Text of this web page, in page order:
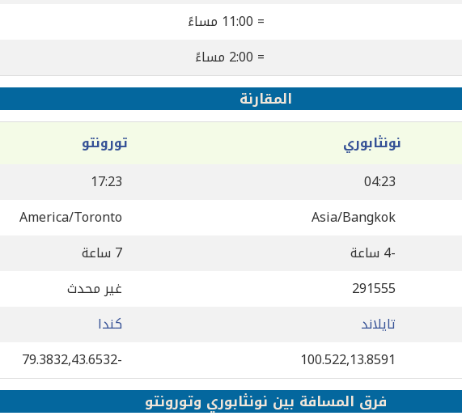
= 11:00 مساءً
= 2:00 مساءً
المقارنة
نونثابوري
تورونتو
04:23
17:23
Asia/Bangkok
America/Toronto
-4 ساعة
7 ساعة
291555
غير محدث
تايلاند
كندا
100.522,13.8591
-79.3832,43.6532
فرق المسافة بين نونثابوري وتورونتو